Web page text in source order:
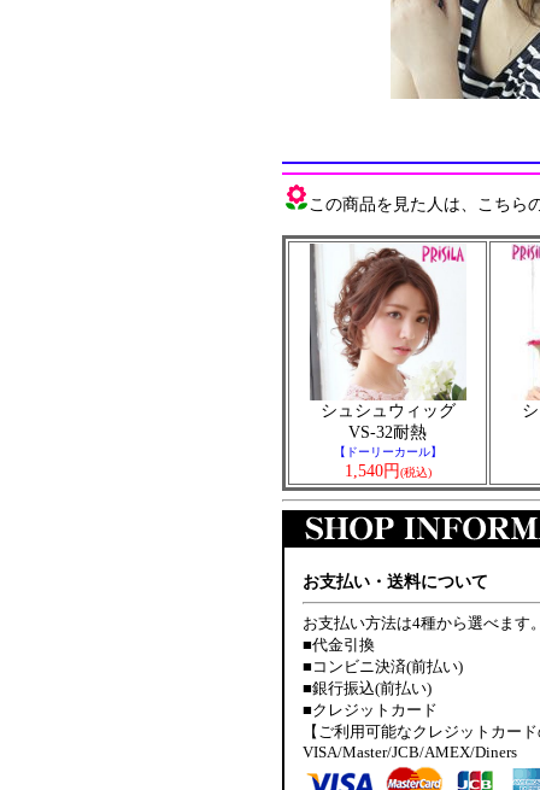
この商品を見た人は、こちら
シュシュウィッグ
VS-32耐熱
【ドーリーカール】
1,540円(税込)
お支払い・送料について
お支払い方法は4種から選べます
■代金引換
■コンビニ決済(前払い)
■銀行振込(前払い)
■クレジットカード
【ご利用可能なクレジットカー
VISA/Master/JCB/AMEX/Diners